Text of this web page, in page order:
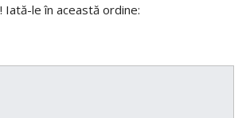
Iată-le în această ordine: